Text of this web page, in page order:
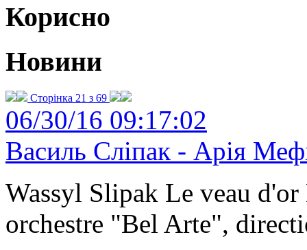
Корисно
Новини
Сторінка 21 з 69
06/30/16 09:17:02
Василь Сліпак - Арія
Wassyl Slipak Le veau
orchestre "Bel Arte",